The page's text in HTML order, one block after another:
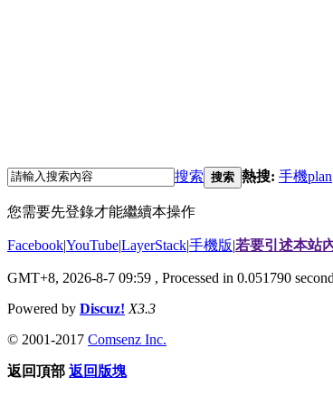
搜索 搜索 熱搜: 手機plan
您需要先登錄才能繼續本操作
Facebook|YouTube|LayerStack|手機版|若要引述本站
GMT+8, 2026-8-7 09:59 , Processed in 0.051790
Powered by Discuz! X3.3
© 2001-2017 Comsenz Inc.
返回頂部 返回版塊